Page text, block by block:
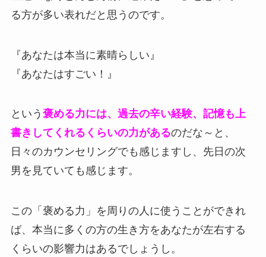
る方が多い表れだと思うのです。
『あなたは本当に素晴らしい』
『あなたはすごい！』
という 褒める力には、過去の辛い経験、記憶も上
書きしてくれるくらいの力があるのだな～と、
日々のカウンセリングでも感じますし、先日の次
男を見ていても感じます。
この「褒める力」を周りの人に使うことができれ
ば、本当に多くの方の生き方をあなたが左右する
くらいの影響力はあるでしょうし。